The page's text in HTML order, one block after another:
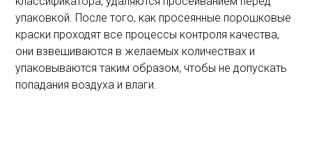
упаковкой. После того, как просеянные порошковые
краски проходят все процессы контроля качества,
они взвешиваются в желаемых количествах и
упаковываются таким образом, чтобы не допускать
попадания воздуха и влаги.